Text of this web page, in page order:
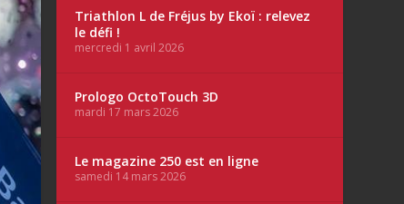
Triathlon L de Fréjus by Ekoï : relevez
le défi !
mercredi 1 avril 2026
Prologo OctoTouch 3D
mardi 17 mars 2026
Le magazine 250 est en ligne
samedi 14 mars 2026